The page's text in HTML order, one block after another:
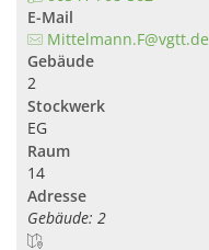
E-Mail
Mittelmann.F@vgtt.de
Gebäude
2
Stockwerk
EG
Raum
14
Adresse
Gebäude: 2